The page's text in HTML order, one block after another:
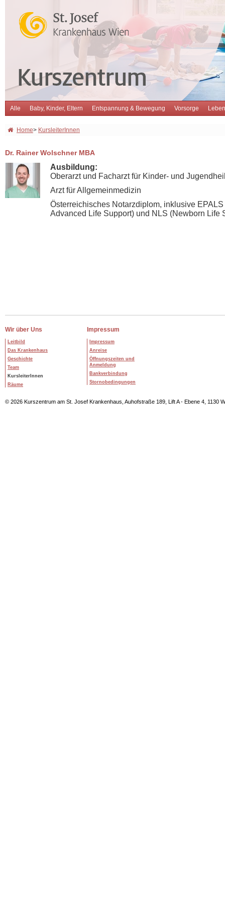
Alle Baby, Kinder, Eltern Entspannung & Bewegung Vorsorge
Home> KursleiterInnen
Dr. Rainer Wolschner MBA
Ausbildung:
Oberarzt und Facharzt für Kinder- und
Arzt für Allgemeinmedizin
Österreichisches Notarzdiplom, inklusive
Advanced Life Support) und NLS (Newborn Life
Wir über Uns
Leitbild
Das Krankenhaus
Geschichte
Team
KursleiterInnen
Räume
Impressum
Impressum
Anreise
Öffnungszeiten und
Anmeldung
Bankverbindung
Stornobedingungen
© 2026 Kurszentrum am St. Josef Krankenhaus, Auhofstraße 189, Lift A - Ebene 4, 1130